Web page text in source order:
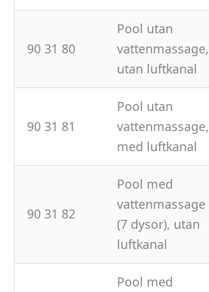
90 31 80
Pool utan
vattenmassage,
utan luftkanal
90 31 81
Pool utan
vattenmassage,
med luftkanal
90 31 82
Pool med
vattenmassage
(7 dysor), utan
luftkanal
Pool med